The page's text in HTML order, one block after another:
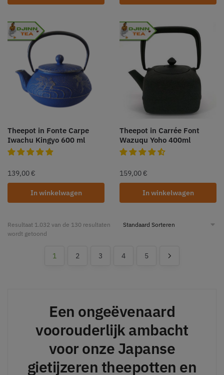
Theepot in Fonte Carpe
Iwachu Kingyo 600 ml
139,00 €
In winkelwagen
Theepot in Carrée Font
Wazuqu Yoho 400ml
159,00 €
In winkelwagen
Resultaat 1.032 van de 130 resultaten
wordt getoond
1 2 3 4 5
Een ongeëvenaard
voorouderlijk ambacht
voor onze Japanse
gietijzeren theepotten en